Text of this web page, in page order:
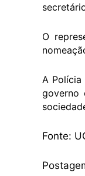
O
A
governo
Fonte: